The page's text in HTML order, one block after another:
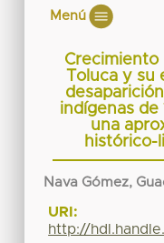
Menú
Crecimiento
Toluca y su
indígenas de
una
histórico-
Nava Gómez,
URI:
http://